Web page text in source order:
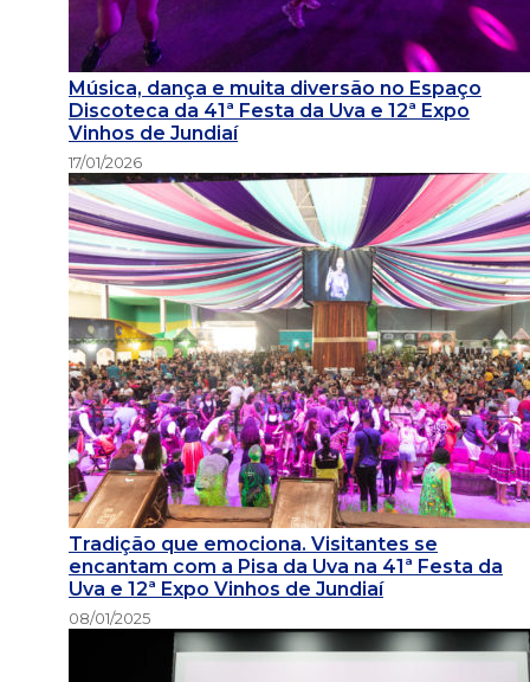
Música, dança e muita diversão no Espaço
Discoteca da 41ª Festa da Uva e 12ª Expo
Vinhos de Jundiaí
17/01/2026
Tradição que emociona. Visitantes se
encantam com a Pisa da Uva na 41ª Festa da
Uva e 12ª Expo Vinhos de Jundiaí
08/01/2025